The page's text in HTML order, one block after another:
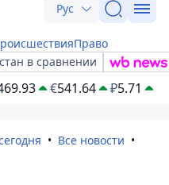
Рус
Право
в сравнении
€541.64 ₽5.71
Все новости